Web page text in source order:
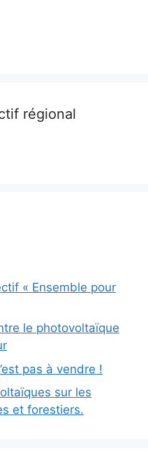
régional
« Ensemble pour
le photovoltaïque
pas à vendre !
sur les
et forestiers.